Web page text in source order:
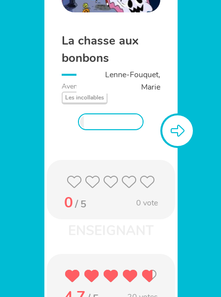
La chasse aux
bonbons
Lenne-Fouquet,
Marie
Aventure
Les incollables
0/ 5 0 vote